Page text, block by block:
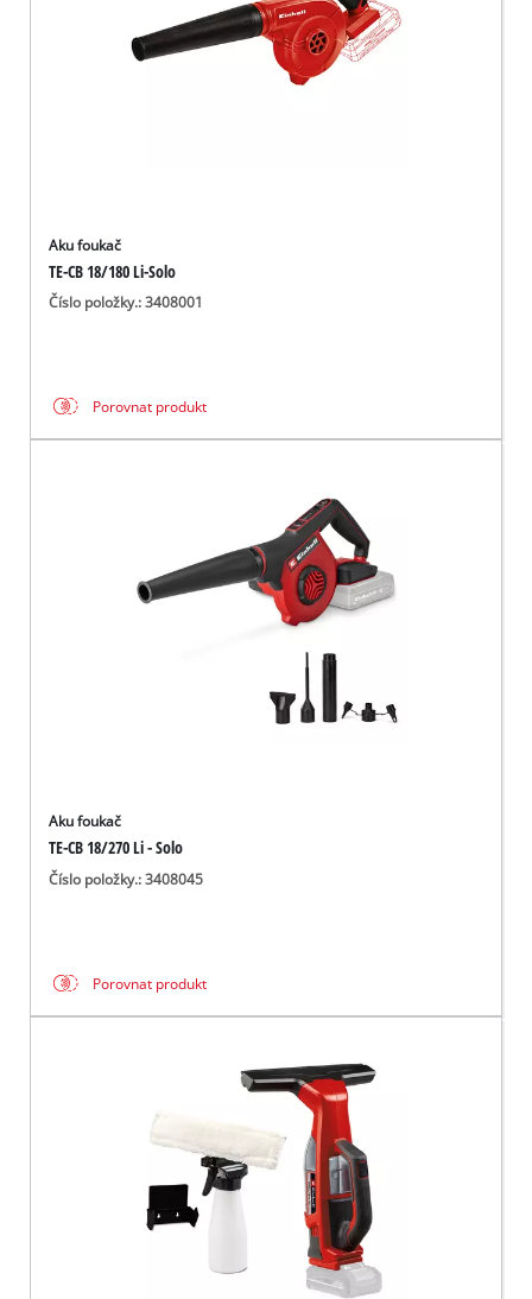
Aku foukač
TE-CB 18/180 Li-Solo
Číslo položky.: 3408001
Porovnat produkt
Aku foukač
TE-CB 18/270 Li - Solo
Číslo položky.: 3408045
Porovnat produkt